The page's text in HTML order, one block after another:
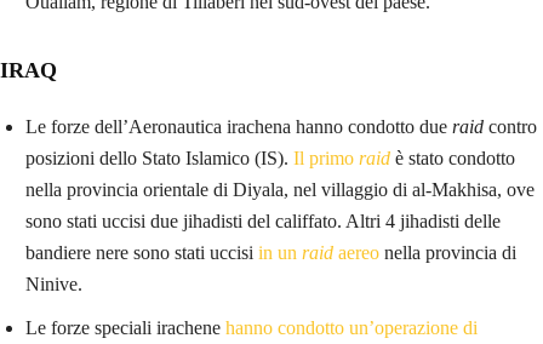
IRAQ
Le forze dell’Aeronautica irachena hanno condotto due raid contro
posizioni dello Stato Islamico (IS). Il primo raid è stato condotto
nella provincia orientale di Diyala, nel villaggio di al-Makhisa, ove
sono stati uccisi due jihadisti del califfato. Altri 4 jihadisti delle
bandiere nere sono stati uccisi in un raid aereo nella provincia di
Ninive.
Le forze speciali irachene hanno condotto un’operazione di